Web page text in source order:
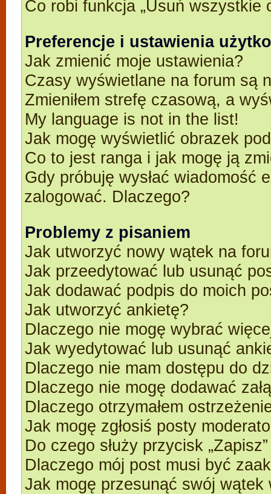
Co robi funkcja „Usuń wszystkie
Preferencje i ustawienia
Jak zmienić moje ustawienia?
Czasy wyświetlane na forum są
Zmieniłem strefę czasową, a
My language is not in the list!
Jak mogę wyświetlić obrazek
Co to jest ranga i jak mogę ją
Gdy próbuję wysłać wiadomość
zalogować. Dlaczego?
Problemy z pisaniem
Jak utworzyć nowy wątek na
Jak przeedytować lub usunąć
Jak dodawać podpis do moich
Jak utworzyć ankietę?
Dlaczego nie mogę wybrać
Jak wyedytować lub usunąć
Dlaczego nie mam dostępu do
Dlaczego nie mogę dodawać
Dlaczego otrzymałem
Jak mogę zgłosiś posty
Do czego służy przycisk
Dlaczego mój post musi być
Jak mogę przesunąć swój wątek